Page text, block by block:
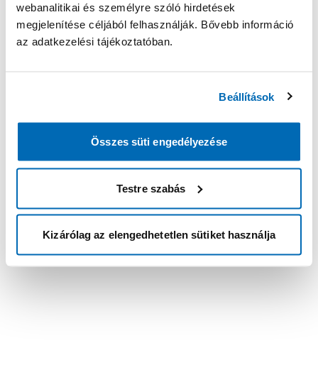
webanalitikai és személyre szóló hirdetések
megjelenítése céljából felhasználják. Bővebb információ
az adatkezelési tájékoztatóban.
Beállítások
Összes süti engedélyezése
Testre szabás
Kizárólag az elengedhetetlen sütiket használja